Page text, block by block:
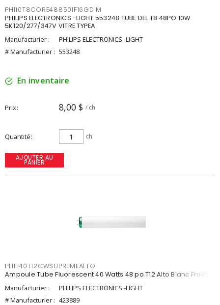
PHI10T8CORE48850IF16GDIM
PHILIPS ELECTRONICS -LIGHT 553248 TUBE DEL T8 48PO 10W
5K120/277/347V VITRE TYPEA
Manufacturier :
PHILIPS ELECTRONICS -LIGHT
# Manufacturier : 553248
En inventaire
Prix 8,00 $ / ch
Quantité ch
AJOUTER AU
PANIER
PHIF40T12CWSUPREMEALTO
Ampoule Tube Fluorescent 40 Watts 48 po T12 Alto Blanc Froid
Manufacturier :
PHILIPS ELECTRONICS -LIGHT
# Manufacturier : 423889